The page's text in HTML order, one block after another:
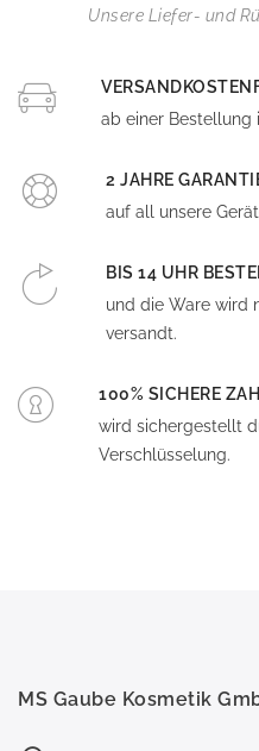
Unsere Liefer- und
ab einer Bestellung
2 JAHRE
auf all unsere
BIS 14 UHR
und die Ware wird
versandt.
100% SICHERE
wird sichergestellt
Verschlüsselung.
MS Gaube Kosmetik